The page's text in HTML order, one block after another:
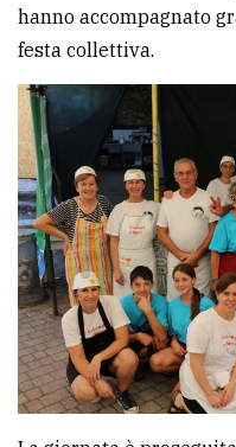
hanno accompagnato
festa collettiva.